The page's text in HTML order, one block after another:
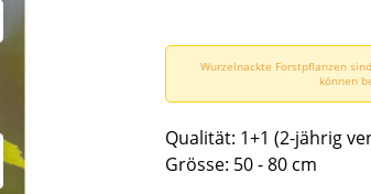
Wurzelnackte Forstpflanzen
können
Qualität: 1+1 (2-jährig
Grösse: 50 - 80 cm